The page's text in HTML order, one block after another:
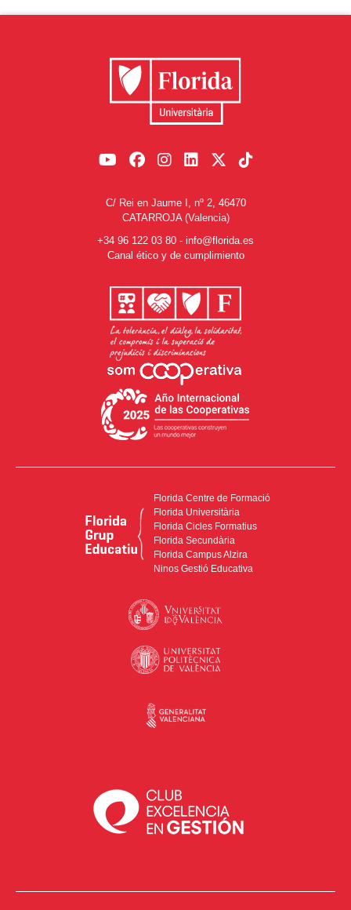
C/ Rei en Jaume I, nº 2, 46470
CATARROJA (Valencia)
+34 96 122 03 80 - info@florida.es
Canal ético y de cumplimiento
Florida Centre de Formació
Florida Universitària
Florida Cicles Formatius
Florida Secundària
Florida Campus Alzira
Ninos Gestió Educativa